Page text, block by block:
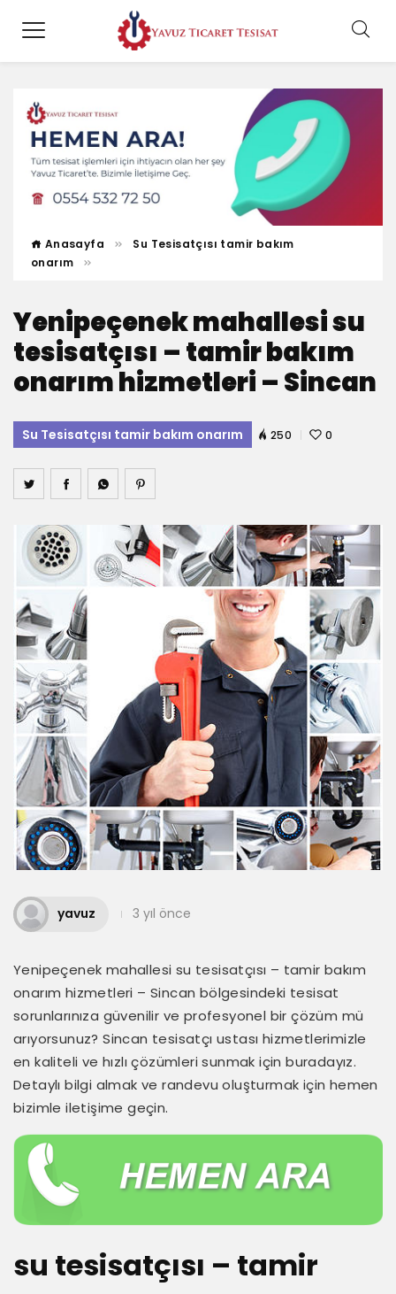
Anasayfa
Su Tesisatçısı tamir bakım
onarım
Yenipeçenek mahallesi su
tesisatçısı – tamir bakım
onarım hizmetleri – Sincan
Su Tesisatçısı tamir bakım onarım 250 0
yavuz 3 yıl önce
Yenipeçenek mahallesi su tesisatçısı – tamir bakım
onarım hizmetleri – Sincan bölgesindeki tesisat
sorunlarınıza güvenilir ve profesyonel bir çözüm mü
arıyorsunuz? Sincan tesisatçı ustası hizmetlerimizle
en kaliteli ve hızlı çözümleri sunmak için buradayız.
Detaylı bilgi almak ve randevu oluşturmak için hemen
bizimle iletişime geçin.
su tesisatçısı – tamir